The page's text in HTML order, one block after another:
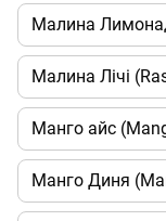
Малина
Малина Лічі
Манго айс
Манго Диня